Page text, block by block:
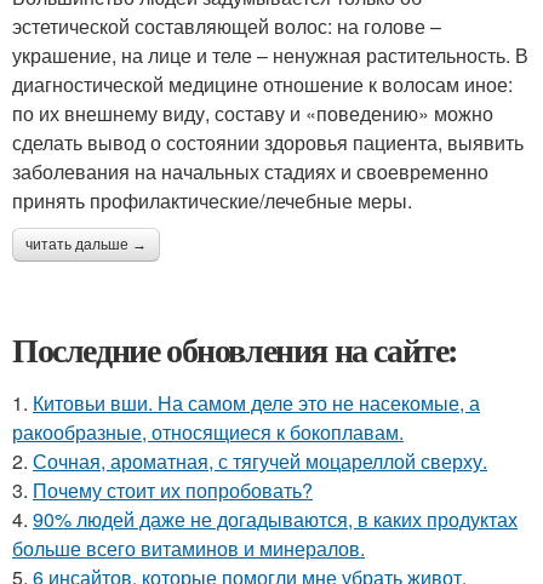
эстетической составляющей волос: на голове –
украшение, на лице и теле – ненужная растительность. В
диагностической медицине отношение к волосам иное:
по их внешнему виду, составу и «поведению» можно
сделать вывод о состоянии здоровья пациента, выявить
заболевания на начальных стадиях и своевременно
принять профилактические/лечебные меры.
читать дальше →
Последние обновления на сайте:
1. Китовьи вши. На самом деле это не насекомые, а
ракообразные, относящиеся к бокоплавам.
2. Сочная, ароматная, с тягучей моцареллой сверху.
3. Почему стоит их попробовать?
4. 90% людей даже не догадываются, в каких продуктах
больше всего витаминов и минералов.
5. 6 инсайтов, которые помогли мне убрать живот.